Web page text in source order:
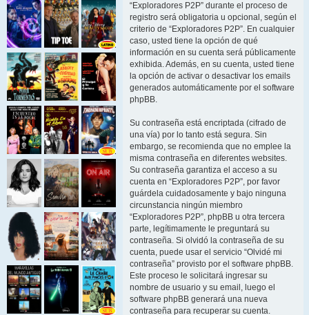
“Exploradores P2P” durante el proceso de
registro será obligatoria u opcional, según el
criterio de “Exploradores P2P”. En cualquier
caso, usted tiene la opción de qué
información en su cuenta será públicamente
exhibida. Además, en su cuenta, usted tiene
la opción de activar o desactivar los emails
generados automáticamente por el software
phpBB.
Su contraseña está encriptada (cifrado de
una vía) por lo tanto está segura. Sin
embargo, se recomienda que no emplee la
misma contraseña en diferentes websites.
Su contraseña garantiza el acceso a su
cuenta en “Exploradores P2P”, por favor
guárdela cuidadosamente y bajo ninguna
circunstancia ningún miembro
“Exploradores P2P”, phpBB u otra tercera
parte, legítimamente le preguntará su
contraseña. Si olvidó la contraseña de su
cuenta, puede usar el servicio “Olvidé mi
contraseña” provisto por el software phpBB.
Este proceso le solicitará ingresar su
nombre de usuario y su email, luego el
software phpBB generará una nueva
contraseña para recuperar su cuenta.